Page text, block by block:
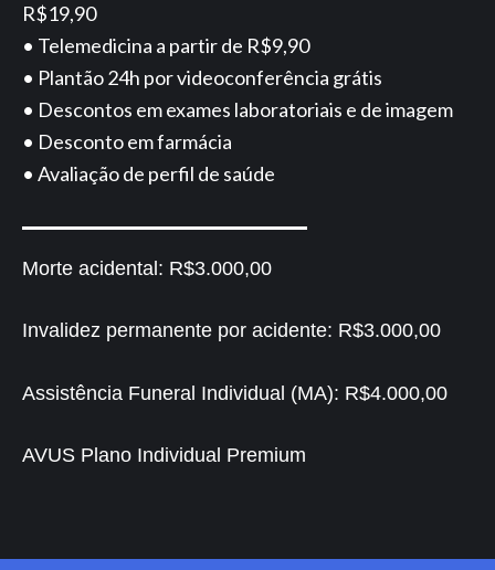
R$19,90
• Telemedicina a partir de R$9,90
• Plantão 24h por videoconferência grátis
• Descontos em exames laboratoriais e de imagem
• Desconto em farmácia
• Avaliação de perfil de saúde
Morte acidental: R$3.000,00
Invalidez permanente por acidente: R$3.000,00
Assistência Funeral Individual (MA): R$4.000,00
AVUS Plano Individual Premium